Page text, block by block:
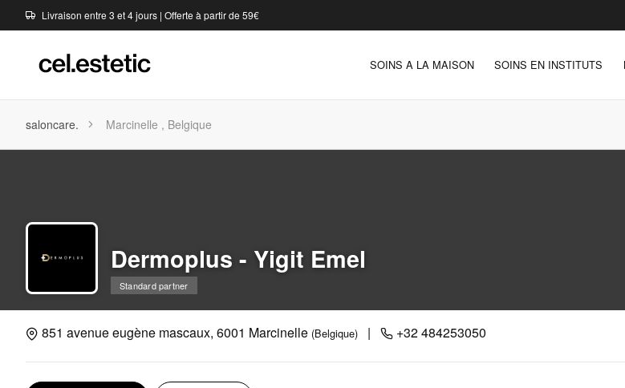
Livraison entre 3 et 4 jours | Offerte à partir de 59€
SOINS A LA MAISON SOINS EN INSTITUTS
saloncare. Marcinelle , Belgique
Dermoplus - Yigit Emel
Standard partner
851 avenue eugène mascaux, 6001 Marcinelle (Belgique) | +32 484253050